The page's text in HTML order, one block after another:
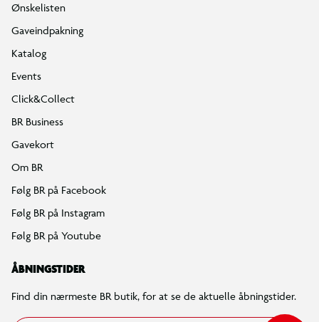
Ønskelisten
Gaveindpakning
Katalog
Events
Click&Collect
BR Business
Gavekort
Om BR
Følg BR på Facebook
Følg BR på Instagram
Følg BR på Youtube
ÅBNINGSTIDER
Find din nærmeste BR butik, for at se de aktuelle åbningstider.